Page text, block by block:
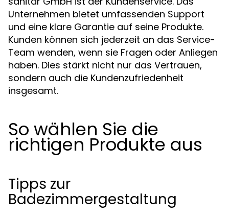
Unternehmen bietet umfassenden Support
und eine klare Garantie auf seine Produkte.
Kunden können sich jederzeit an das Service-
Team wenden, wenn sie Fragen oder Anliegen
haben. Dies stärkt nicht nur das Vertrauen,
sondern auch die Kundenzufriedenheit
insgesamt.
So wählen Sie die
richtigen Produkte aus
Tipps zur
Badezimmergestaltung